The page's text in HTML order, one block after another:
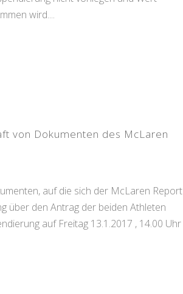
wird....
von Dokumenten des McLaren
auf die sich der McLaren Report
über den Antrag der beiden Athleten
auf Freitag 13.1.2017 , 14.00 Uhr